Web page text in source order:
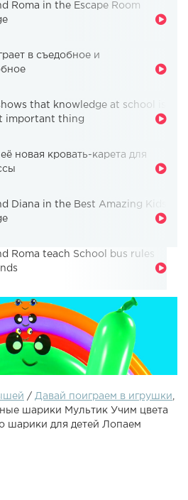
Roma in the Escape Room
в съедобное и
that knowledge at school is
important thing
новая кровать-карета для
Diana in the Best Amazing Kids
Roma teach School bus rules
/ Давай поиграем в игрушки
шарики Мультик Учим цвета
шарики для детей Лопаем